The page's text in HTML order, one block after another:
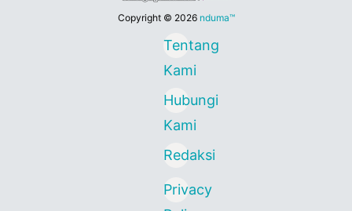
Copyright © 2026 nduma™
Tentang
Kami
Hubungi
Kami
Redaksi
Privacy